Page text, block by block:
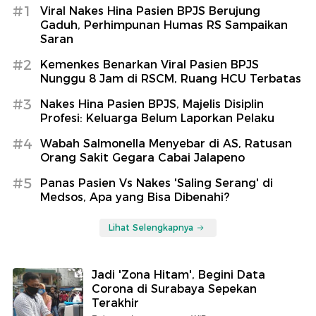
#1
Viral Nakes Hina Pasien BPJS Berujung
Gaduh, Perhimpunan Humas RS Sampaikan
Saran
#2
Kemenkes Benarkan Viral Pasien BPJS
Nunggu 8 Jam di RSCM, Ruang HCU Terbatas
#3
Nakes Hina Pasien BPJS, Majelis Disiplin
Profesi: Keluarga Belum Laporkan Pelaku
#4
Wabah Salmonella Menyebar di AS, Ratusan
Orang Sakit Gegara Cabai Jalapeno
#5
Panas Pasien Vs Nakes 'Saling Serang' di
Medsos, Apa yang Bisa Dibenahi?
Lihat Selengkapnya
Jadi 'Zona Hitam', Begini Data
Corona di Surabaya Sepekan
Terakhir